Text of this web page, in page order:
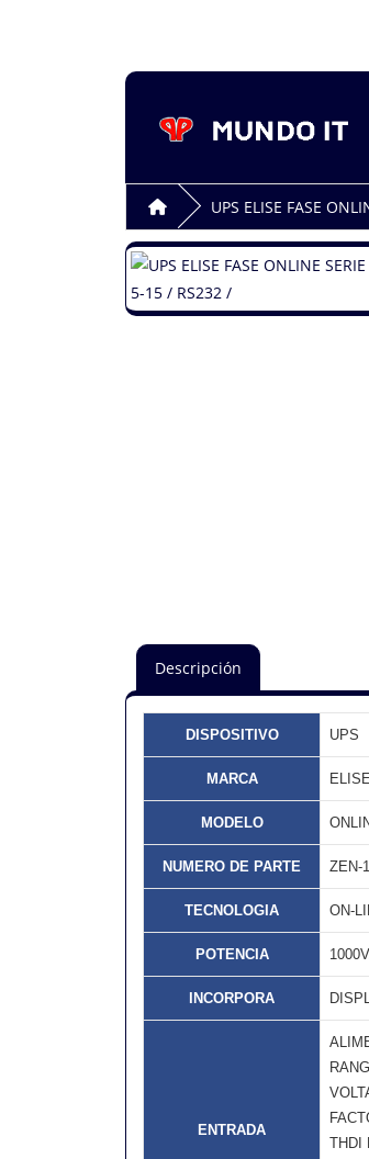
UPS ELISE FASE
Descripción
DISPOSITIVO UPS
MARCA
MODELO
NUMERO DE PARTE ZEN-
TECNOLOGIA ON-
POTENCIA
INCORPORA
ENTRADA
THDI